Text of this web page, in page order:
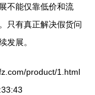
不能仅靠低价和流
只有真正解决假货问
发展。
product/1.html